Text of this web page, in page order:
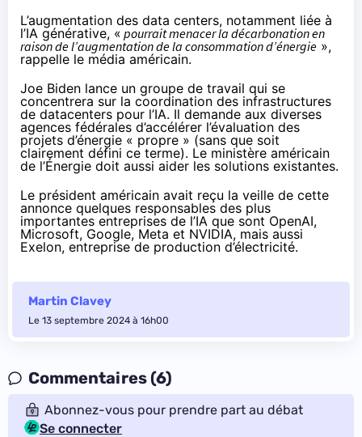
L’augmentation des data centers, notamment liée à
l’IA générative, « pourrait menacer la décarbonation en
raison de l’augmentation de la consommation d’énergie »,
rappelle le média américain.
Joe Biden lance un groupe de travail qui se
concentrera sur la coordination des infrastructures
de datacenters pour l’IA. Il demande aux diverses
agences fédérales d’accélérer l’évaluation des
projets d’énergie « propre » (sans que soit
clairement défini ce terme). Le ministère américain
de l’Énergie doit aussi aider les solutions existantes.
Le président américain avait reçu la veille de cette
annonce quelques responsables des plus
importantes entreprises de l’IA que sont OpenAI,
Microsoft, Google, Meta et NVIDIA, mais aussi
Exelon, entreprise de production d’électricité.
Martin Clavey
Le 13 septembre 2024 à 16h00
Commentaires (6)
Abonnez-vous pour prendre part au débat
Se connecter